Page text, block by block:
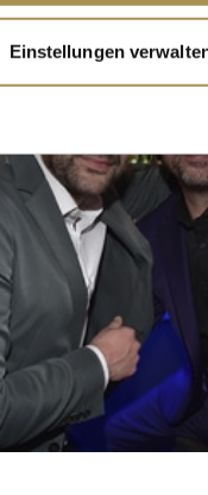
über Ihre
bis auf einige
Merkmalen
darüber, wie Ihre
und legen Sie Ihre
fest.
Cookies, um Inhalte
Funktionen für soziale
die Zugriffe auf unsere
geben wir
Website an
Einstellungen